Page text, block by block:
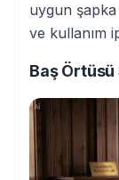
uygun
ve kullanım
Baş